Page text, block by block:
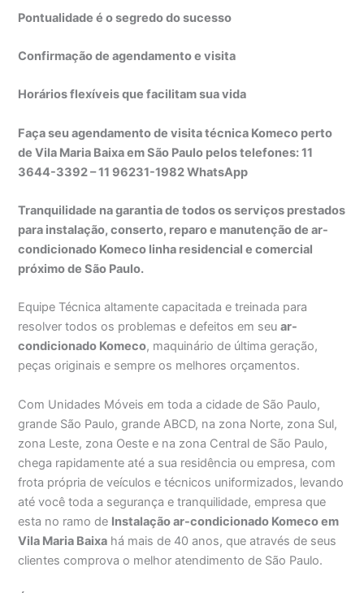
Pontualidade é o segredo do sucesso
Confirmação de agendamento e visita
Horários flexíveis que facilitam sua vida
Faça seu agendamento de visita técnica Komeco perto
de Vila Maria Baixa em São Paulo pelos telefones: 11
3644-3392 – 11 96231-1982 WhatsApp
Tranquilidade na garantia de todos os serviços prestados
para instalação, conserto, reparo e manutenção de ar-
condicionado Komeco linha residencial e comercial
próximo de São Paulo.
Equipe Técnica altamente capacitada e treinada para
resolver todos os problemas e defeitos em seuar-
condicionado Komeco, maquinário de última geração,
peças originais e sempre os melhores orçamentos.
Com Unidades Móveis em toda a cidade de São Paulo,
grande São Paulo, grande ABCD, na zona Norte, zona Sul,
zona Leste, zona Oeste e na zona Central de São Paulo,
chega rapidamente até a sua residência ou empresa, com
frota própria de veículos e técnicos uniformizados, levando
até você toda a segurança e tranquilidade, empresa que
esta no ramo de Instalação ar-condicionado Komeco em
Vila Maria Baixa há mais de 40 anos, que através de seus
clientes comprova o melhor atendimento de São Paulo.